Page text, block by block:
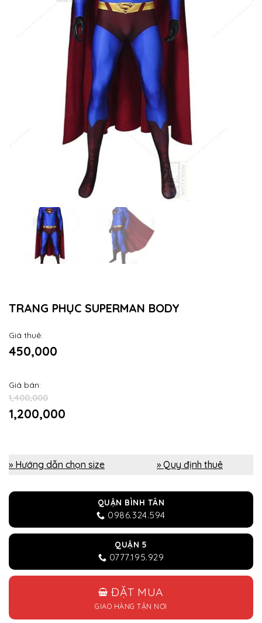
TRANG PHỤC SUPERMAN BODY
Giá thuê:
450,000
Giá bán:
1,400,000
1,200,000
» Hướng dẫn chọn size » Quy định thuê
QUẬN BÌNH TÂN
0986.324.594
QUẬN 5
0777.195.929
ĐẶT MUA
GIAO HÀNG TẬN NƠI